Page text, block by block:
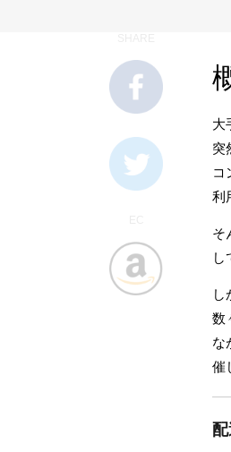
大
突
コ
利
そ
し
し
数
な
催